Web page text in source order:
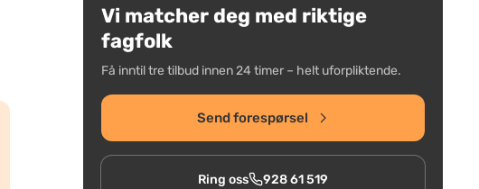
Vi matcher deg med riktige
fagfolk
Få inntil tre tilbud innen 24 timer – helt uforpliktende.
Send forespørsel
Ring oss 928 61 519